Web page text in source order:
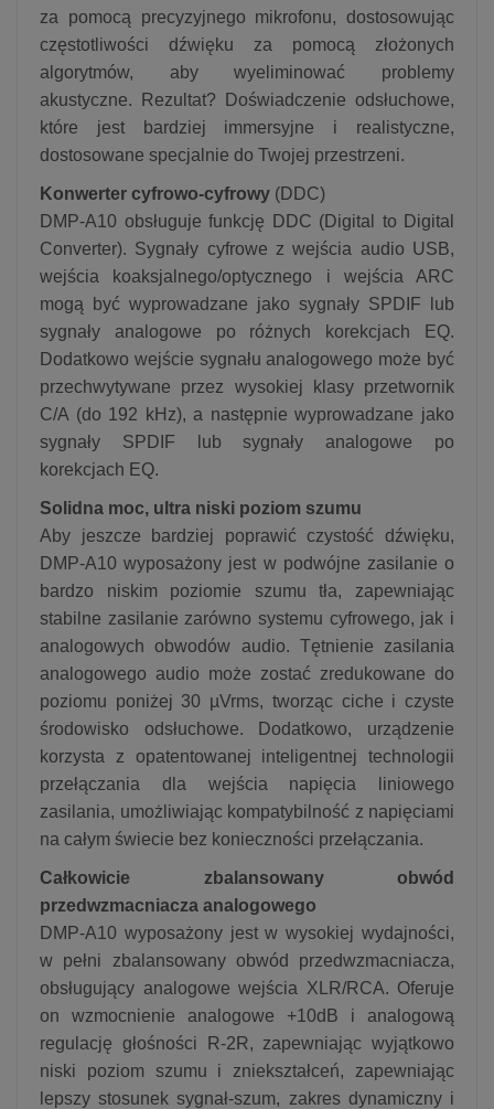
za pomocą precyzyjnego mikrofonu, dostosowując
częstotliwości dźwięku za pomocą złożonych
algorytmów, aby wyeliminować problemy
akustyczne. Rezultat? Doświadczenie odsłuchowe,
które jest bardziej immersyjne i realistyczne,
dostosowane specjalnie do Twojej przestrzeni.
Konwerter cyfrowo-cyfrowy (DDC)
DMP-A10 obsługuje funkcję DDC (Digital to Digital
Converter). Sygnały cyfrowe z wejścia audio USB,
wejścia koaksjalnego/optycznego i wejścia ARC
mogą być wyprowadzane jako sygnały SPDIF lub
sygnały analogowe po różnych korekcjach EQ.
Dodatkowo wejście sygnału analogowego może być
przechwytywane przez wysokiej klasy przetwornik
C/A (do 192 kHz), a następnie wyprowadzane jako
sygnały SPDIF lub sygnały analogowe po
korekcjach EQ.
Solidna moc, ultra niski poziom szumu
Aby jeszcze bardziej poprawić czystość dźwięku,
DMP-A10 wyposażony jest w podwójne zasilanie o
bardzo niskim poziomie szumu tła, zapewniając
stabilne zasilanie zarówno systemu cyfrowego, jak i
analogowych obwodów audio. Tętnienie zasilania
analogowego audio może zostać zredukowane do
poziomu poniżej 30 µVrms, tworząc ciche i czyste
środowisko odsłuchowe. Dodatkowo, urządzenie
korzysta z opatentowanej inteligentnej technologii
przełączania dla wejścia napięcia liniowego
zasilania, umożliwiając kompatybilność z napięciami
na całym świecie bez konieczności przełączania.
Całkowicie zbalansowany obwód
przedwzmacniacza analogowego
DMP-A10 wyposażony jest w wysokiej wydajności,
w pełni zbalansowany obwód przedwzmacniacza,
obsługujący analogowe wejścia XLR/RCA. Oferuje
on wzmocnienie analogowe +10dB i analogową
regulację głośności R-2R, zapewniając wyjątkowo
niski poziom szumu i zniekształceń, zapewniając
lepszy stosunek sygnał-szum, zakres dynamiczny i